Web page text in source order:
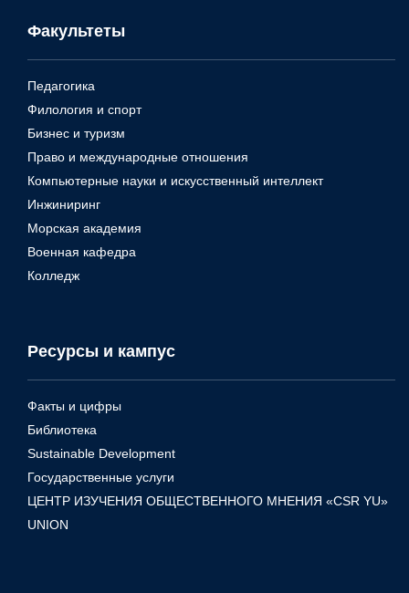
Факультеты
Педагогика
Филология и спорт
Бизнес и туризм
Право и международные отношения
Компьютерные науки и искусственный интеллект
Инжиниринг
Морская академия
Военная кафедра
Колледж
Ресурсы и кампус
Факты и цифры
Библиотека
Sustainable Development
Государственные услуги
ЦЕНТР ИЗУЧЕНИЯ ОБЩЕСТВЕННОГО МНЕНИЯ «CSR YU»
UNION